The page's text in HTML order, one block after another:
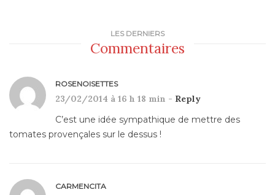
LES DERNIERS
Commentaires
ROSENOISETTES
23/02/2014 à 16 h 18 min - Reply
C’est une idée sympathique de mettre des
tomates provençales sur le dessus !
CARMENCITA